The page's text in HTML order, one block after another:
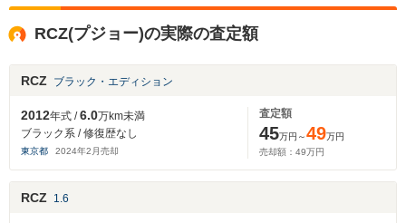
RCZ(プジョー)の実際の査定額
RCZ ブラック・エディション
2012年式 /6.0万km未満
ブラック系 / 修復歴なし
東京都 2024年2 月売却
査定額
45万円～49万円
売却額： 49万円
RCZ 1.6